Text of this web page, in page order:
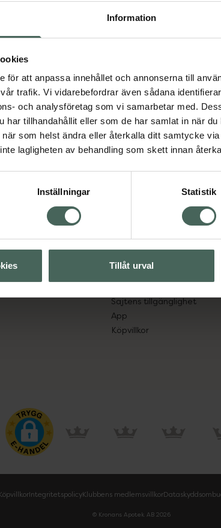
Information
för att anpassa innehållet och annonserna till
trafik. Vi vidarebefordrar även sådana
och analysföretag som vi samarbetar med.
har tillhandahållit eller som de har samlat in när
som helst ändra eller återkalla ditt samtycke
lagligheten av behandling som skett innan
Inställningar Statistik
Tillåt urval
Aktuella
i syd
just dig
Leverans, betalning och
Sajtens tillgänglighet
App
Köpvillkor
IntegritetspolicyKlubbens medlemsvillkor
© Kronans Apotek AB 2026